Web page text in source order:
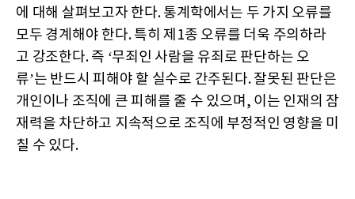
에 대해 살펴보고자 한다. 통계학에서는 두 가지 오류를
모두 경계해야 한다. 특히 제1종 오류를 더욱 주의하라
고 강조한다. 즉 ‘무죄인 사람을 유죄로 판단하는 오
류’는 반드시 피해야 할 실수로 간주된다. 잘못된 판단은
개인이나 조직에 큰 피해를 줄 수 있으며, 이는 인재의 잠
재력을 차단하고 지속적으로 조직에 부정적인 영향을 미
칠 수 있다.